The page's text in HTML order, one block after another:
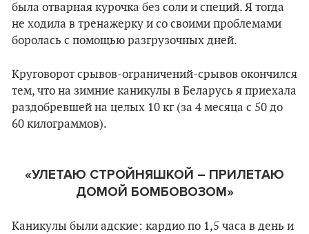
была отварная курочка без соли и специй. Я тогда
не ходила в тренажерку и со своими проблемами
боролась с помощью разгрузочных дней.
Круговорот срывов-ограничений-срывов окончился
тем, что на зимние каникулы в Беларусь я приехала
раздобревшей на целых 10 кг (за 4 месяца с 50 до
60 килограммов).
«УЛЕТАЮ СТРОЙНЯШКОЙ – ПРИЛЕТАЮ
ДОМОЙ БОМБОВОЗОМ»
Каникулы были адские: кардио по 1,5 часа в день и